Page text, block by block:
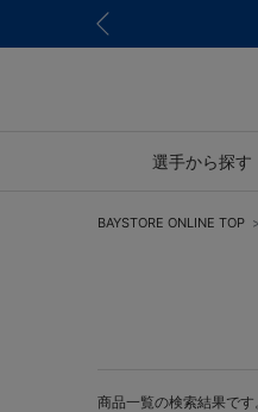
選手から探す
BAYSTORE ONLINE TOP
商品一覧の検索結果で